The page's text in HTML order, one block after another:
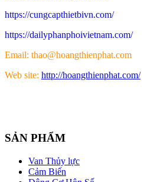
https://cungcapthietbivn.com/
https://dailyphanphoivietnam.com/
Email: thao@hoangthienphat.com
Web site: http://hoangthienphat.com/
SẢN PHẨM
Van Thủy lực
Cảm Biến